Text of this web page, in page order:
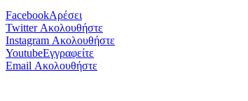
FacebookΑρέσει
TwitterΑκολουθήστε
Instagram Ακολουθήστε
YoutubeΕγγραφείτε
Email Ακολουθήστε